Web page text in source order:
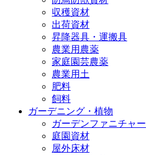
収穫資材
出荷資材
昇降器具・運搬具
農業用農薬
家庭園芸農薬
農業用土
肥料
飼料
ガーデニング・植物
ガーデンファニチャー
庭園資材
屋外床材